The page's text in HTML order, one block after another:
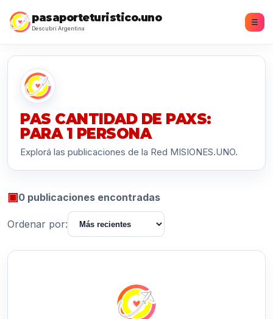
pasaporteturistico.uno
Descubrí Argentina
☰
PAS CANTIDAD DE PAXS:
PARA 1 PERSONA
Explorá las publicaciones de la Red MISIONES.UNO.
▣0 publicaciones encontradas
Ordenar por: